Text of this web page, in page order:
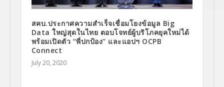
สคบ.ประกาศความสำเร็จเชื่อมโยงข้อมูล Big
Data ใหญ่สุดในไทย ตอบโจทย์ผู้บริโภคยุคใหม่ได้
พร้อมเปิดตัว “พี่ปกป้อง” และแอปฯ OCPB
Connect
July 20, 2020